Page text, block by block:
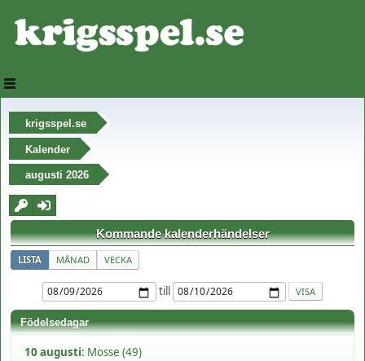
krigsspel.se
Kalender
augusti 2026
Kommande kalenderhändelser
LISTA MÅNAD VECKA
till
Födelsedagar
10 augusti: Mosse (49)